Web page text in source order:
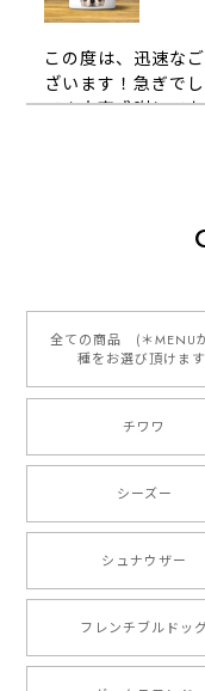
この度は、迅速な
ざいます！急ぎで
でき大変感謝して
とっても可愛くて
りやすくて最高で
ご縁がありました
全ての商品 (＊MENU
種をお選び頂けま
チワワ
シーズー
シュナウザー
フレンチブルドッ